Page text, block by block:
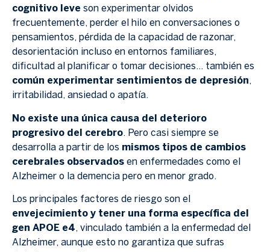
cognitivo leve son experimentar olvidos
frecuentemente, perder el hilo en conversaciones o
pensamientos, pérdida de la capacidad de razonar,
desorientación incluso en entornos familiares,
dificultad al planificar o tomar decisiones… también es
común experimentar sentimientos de depresión,
irritabilidad, ansiedad o apatía.
No existe una única causa del deterioro
progresivo del cerebro. Pero casi siempre se
desarrolla a partir de los mismos tipos de cambios
cerebrales observados en enfermedades como el
Alzheimer o la demencia pero en menor grado.
Los principales factores de riesgo son el
envejecimiento y tener una forma específica del
gen APOE e4, vinculado también a la enfermedad del
Alzheimer, aunque esto no garantiza que sufras